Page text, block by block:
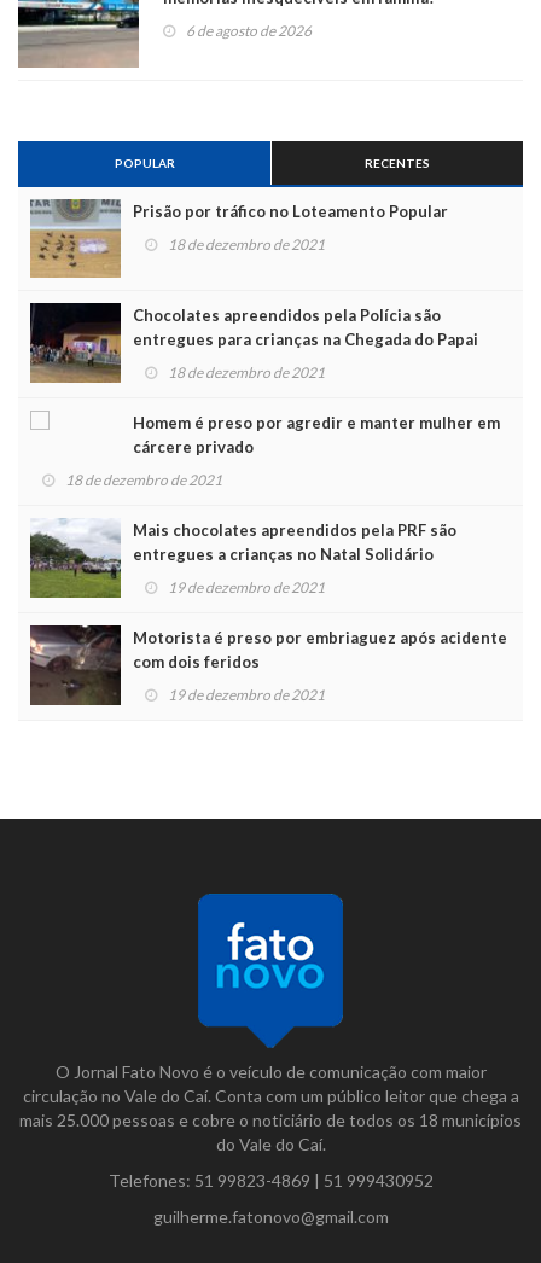
6 de agosto de 2026
POPULAR RECENTES
Prisão por tráfico no Loteamento Popular
18 de dezembro de 2021
Chocolates apreendidos pela Polícia são
entregues para crianças na Chegada do Papai
Noel 18 de dezembro de 2021
Homem é preso por agredir e manter mulher em
cárcere privado
18 de dezembro de 2021
Mais chocolates apreendidos pela PRF são
entregues a crianças no Natal Solidário
19 de dezembro de 2021
Motorista é preso por embriaguez após acidente
com dois feridos
19 de dezembro de 2021
O Jornal Fato Novo é o veículo de comunicação com maior
circulação no Vale do Caí. Conta com um público leitor que chega a
mais 25.000 pessoas e cobre o noticiário de todos os 18 municípios
do Vale do Caí.
Telefones: 51 99823-4869 | 51 999430952
guilherme.fatonovo@gmail.com